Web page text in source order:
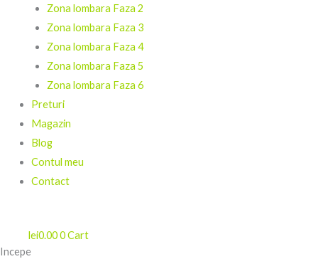
Zona lombara Faza 2
Zona lombara Faza 3
Zona lombara Faza 4
Zona lombara Faza 5
Zona lombara Faza 6
Preturi
Magazin
Blog
Contul meu
Contact
lei0.000Cart
Incepe